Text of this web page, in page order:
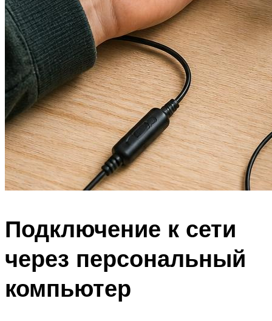
Подключение к сети
через персональный
компьютер